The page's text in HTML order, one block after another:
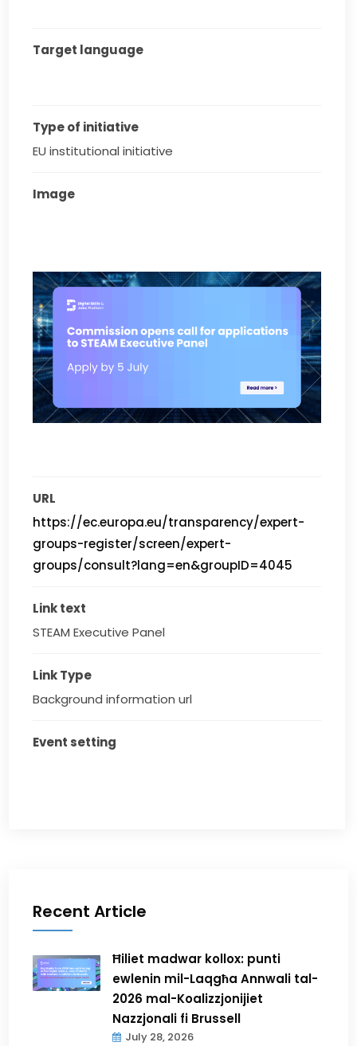
Target language
Type of initiative
EU institutional initiative
Image
URL
https://ec.europa.eu/transparency/expert-
groups-register/screen/expert-
groups/consult?lang=en&groupID=4045
Link text
STEAM Executive Panel
Link Type
Background information url
Event setting
Recent Article
Ħiliet madwar kollox: punti
ewlenin mil-Laqgħa Annwali tal-
2026 mal-Koalizzjonijiet
Nazzjonali fi Brussell
July 28, 2026